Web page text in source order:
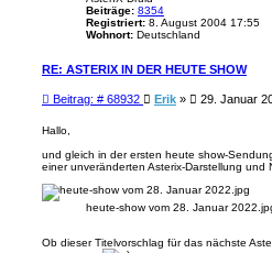
Beiträge: 8354
Registriert: 8. August 2004 17:55
Wohnort: Deutschland
RE: ASTERIX IN DER HEUTE SHOW
Beitrag: # 68932B
r
a
g
Erik » 29. Januar
Hallo,
und gleich in der ersten heute show-
einer unveränderten Asterix-Darstellung und
heute-show vom 28. Januar
Ob dieser Titelvorschlag für das nächste